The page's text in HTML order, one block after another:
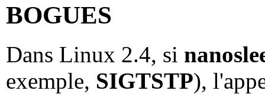
BOGUES
Dans Linux 2.4, si
exemple, SIGTSTP),